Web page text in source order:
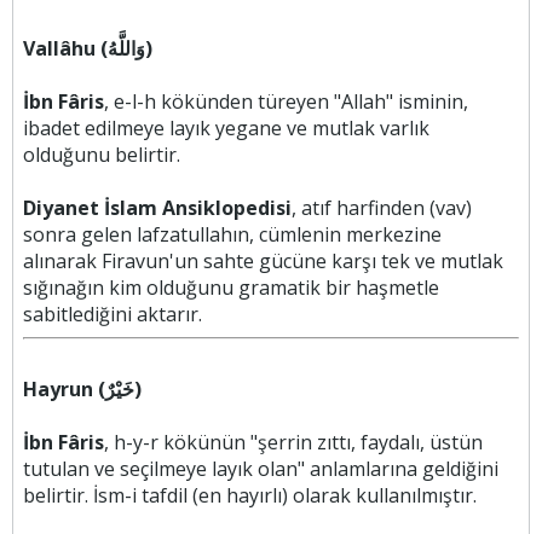
Vallâhu (وَاللَّهُ)
İbn Fâris, e-l-h kökünden türeyen "Allah" isminin,
ibadet edilmeye layık yegane ve mutlak varlık
olduğunu belirtir.
Diyanet İslam Ansiklopedisi, atıf harfinden (vav)
sonra gelen lafzatullahın, cümlenin merkezine
alınarak Firavun'un sahte gücüne karşı tek ve mutlak
sığınağın kim olduğunu gramatik bir haşmetle
sabitlediğini aktarır.
Hayrun (خَيْرٌ)
İbn Fâris, h-y-r kökünün "şerrin zıttı, faydalı, üstün
tutulan ve seçilmeye layık olan" anlamlarına geldiğini
belirtir. İsm-i tafdil (en hayırlı) olarak kullanılmıştır.